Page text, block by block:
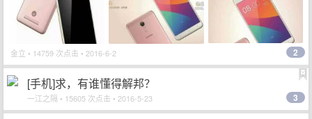
金立 • 14759 次点击 • 2016-6-2 2
[手机]求，有谁懂得解邦？
一江之隔 • 15605 次点击 • 2016-5-23 3